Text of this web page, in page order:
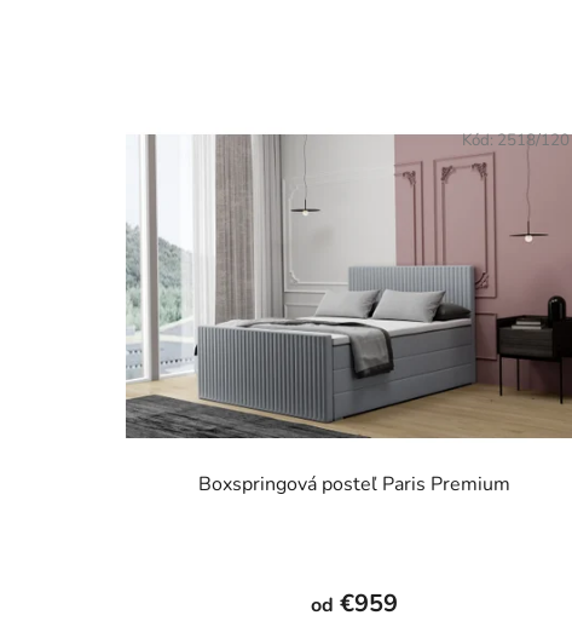
Boxspringová posteľ Paris Premium
hodnotenie
od €959
Kód:2518/120